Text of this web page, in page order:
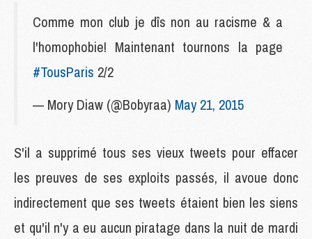
Comme mon club je dîs non au racisme & a
l'homophobie! Maintenant tournons la page
#TousParis 2/2
— Mory Diaw (@Bobyraa) May 21, 2015
S'il a supprimé tous ses vieux tweets pour effacer
les preuves de ses exploits passés, il avoue donc
indirectement que ses tweets étaient bien les siens
et qu'il n'y a eu aucun piratage dans la nuit de mardi